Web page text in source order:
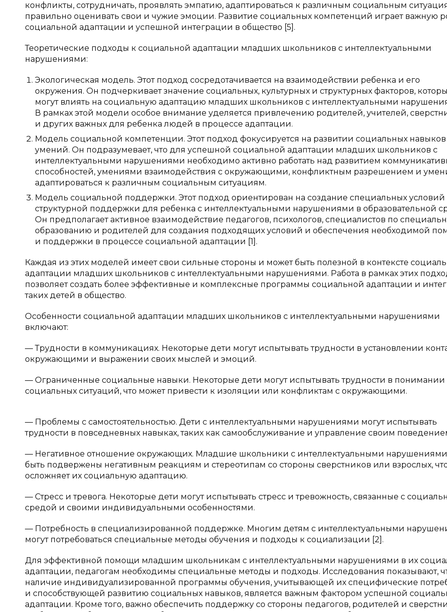
конфликты, сотрудничать, проявлять эмпатию, адаптироваться к различным социальным
правильно оценивать свои и чужие эмоции. Развитие социальных компетенций играет важную
социальной адаптации и успешной интеграции в общество [5].
Теоретические подходы к социальной адаптации младших школьников с интеллектуальными
нарушениями:
Экологическая модель. Этот подход сосредотачивается на взаимодействии ребенка и его
окружения. Он подчеркивает значение социальных, культурных и структурных факторов,
могут влиять на социальную адаптацию младших школьников с интеллектуальными
В рамках этой модели особое внимание уделяется привлечению родителей, учителей,
и других важных для ребенка людей в процессе адаптации.
Модель социальной компетенции. Этот подход фокусируется на развитии социальных навыков
умений. Он подразумевает, что для успешной социальной адаптации младших школьников с
интеллектуальными нарушениями необходимо активно работать над развитием
способностей, умениями взаимодействия с окружающими, конфликтным разрешением и
адаптироваться к различным социальным ситуациям.
Модель социальной поддержки. Этот подход ориентирован на создание специальных условий
структурной поддержки для ребенка с интеллектуальными нарушениями в образовательной
Он предполагает активное взаимодействие педагогов, психологов, специалистов по
образованию и родителей для создания подходящих условий и обеспечения необходимой
и поддержки в процессе социальной адаптации [1].
Каждая из этих моделей имеет свои сильные стороны и может быть полезной в контексте
адаптации младших школьников с интеллектуальными нарушениями. Работа в рамках этих
позволяет создать более эффективные и комплексные программы социальной адаптации и
таких детей в общество.
Особенности социальной адаптации младших школьников с интеллектуальными нарушениями
включают:
— Трудности в коммуникациях. Некоторые дети могут испытывать трудности в установлении
окружающими и выражении своих мыслей и эмоций.
— Ограниченные социальные навыки. Некоторые дети могут испытывать трудности в понимании
социальных ситуаций, что может привести к изоляции или конфликтам с окружающими.
— Проблемы с самостоятельностью. Дети с интеллектуальными нарушениями могут испытывать
трудности в повседневных навыках, таких как самообслуживание и управление своим
— Негативное отношение окружающих. Младшие школьники с интеллектуальными нарушениями
быть подвержены негативным реакциям и стереотипам со стороны сверстников или взрослых,
осложняет их социальную адаптацию.
— Стресс и тревога. Некоторые дети могут испытывать стресс и тревожность, связанные с
средой и своими индивидуальными особенностями.
— Потребность в специализированной поддержке. Многим детям с интеллектуальными
могут потребоваться специальные методы обучения и подходы к социализации [2].
Для эффективной помощи младшим школьникам с интеллектуальными нарушениями в их
адаптации, педагогам необходимы специальные методы и подходы. Исследования показывают,
наличие индивидуализированной программы обучения, учитывающей их специфические
и способствующей развитию социальных навыков, является важным фактором успешной
адаптации. Кроме того, важно обеспечить поддержку со стороны педагогов, родителей и